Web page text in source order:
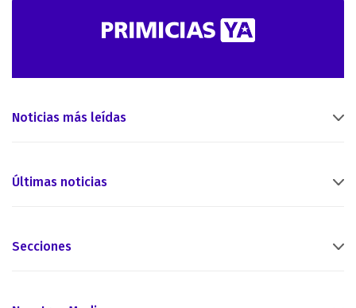
Noticias más leídas
Últimas noticias
Secciones